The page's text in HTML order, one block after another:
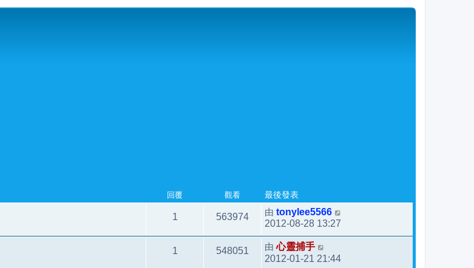
回覆 觀看 最後發表
1 563974 由 tonylee5566
2012-08-28 13:27
1 548051 由心靈捕手
2012-01-21 21:44